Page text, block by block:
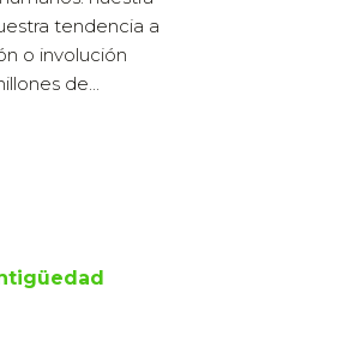
tendencia a
o involución
de...